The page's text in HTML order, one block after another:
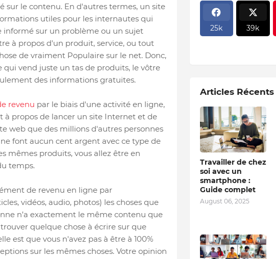
sur le contenu. En d'autres termes, un site
utiles pour les internautes qui
informé sur un problème ou un sujet
à propos d'un produit, service, ou tout
de vraiment Populaire sur le net. Donc,
vend juste un tas de produits, le vôtre
des informations gratuites.
revenu par le biais d'une activité en ligne,
à propos de lancer un site Internet et de
web que des millions d'autres personnes
font aucun cent argent avec ce type de
mêmes produits, vous allez être en
temps.
de revenu en ligne par
vidéos, audio, photos) les choses que
n’a exactement le même contenu que
quelque chose à écrire sur que
est que vous n'avez pas à être à 100%
sur les mêmes choses. Votre opinion
25k 39k
Articles Récents
Travailler de chez
soi avec un
smartphone :
Guide complet
August 06, 2025